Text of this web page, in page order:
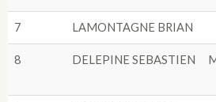
7 LAMONTAGNE BRIAN
8 DELEPINE SEBASTIEN